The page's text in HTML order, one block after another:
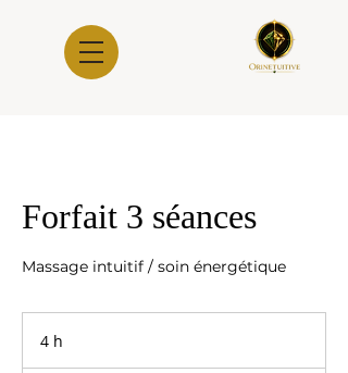
Forfait 3 séances
Massage intuitif / soin énergétique
4 h